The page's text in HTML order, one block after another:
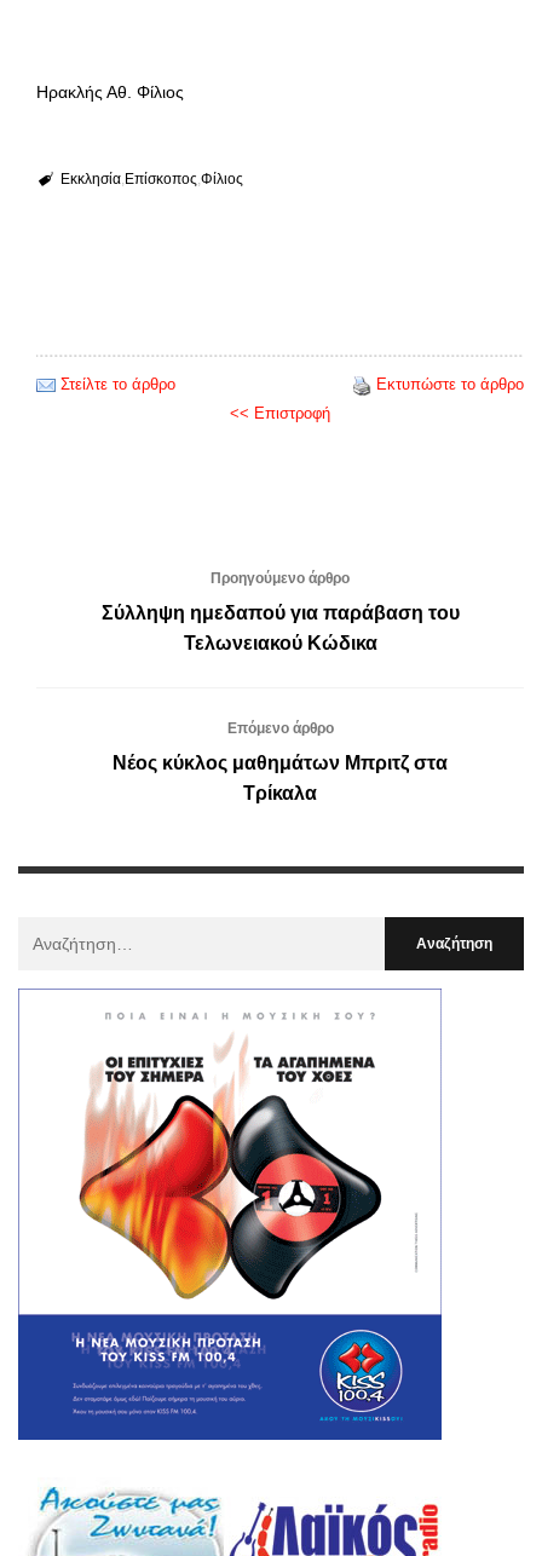
Ηρακλής Αθ. Φίλιος
Εκκλησία Επίσκοπος Φίλιος
Στείλτε το άρθρο
Εκτυπώστε το άρθρο
<< Επιστροφή
Προηγούμενο άρθρο
Σύλληψη ημεδαπού για παράβαση του
Τελωνειακού Κώδικα
Επόμενο άρθρο
Νέος κύκλος μαθημάτων Μπριτζ στα
Τρίκαλα
: